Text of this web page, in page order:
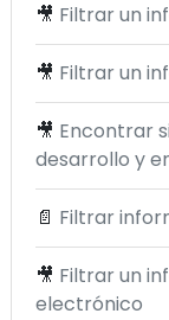
🎥 Filtrar un
🎥 Filtrar un
🎥 Encontrar
desarrollo y
📄 Filtrar
🎥 Filtrar un
electrónico